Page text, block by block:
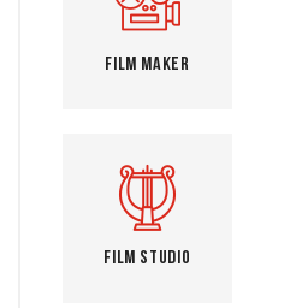
Film Maker
Film Studio